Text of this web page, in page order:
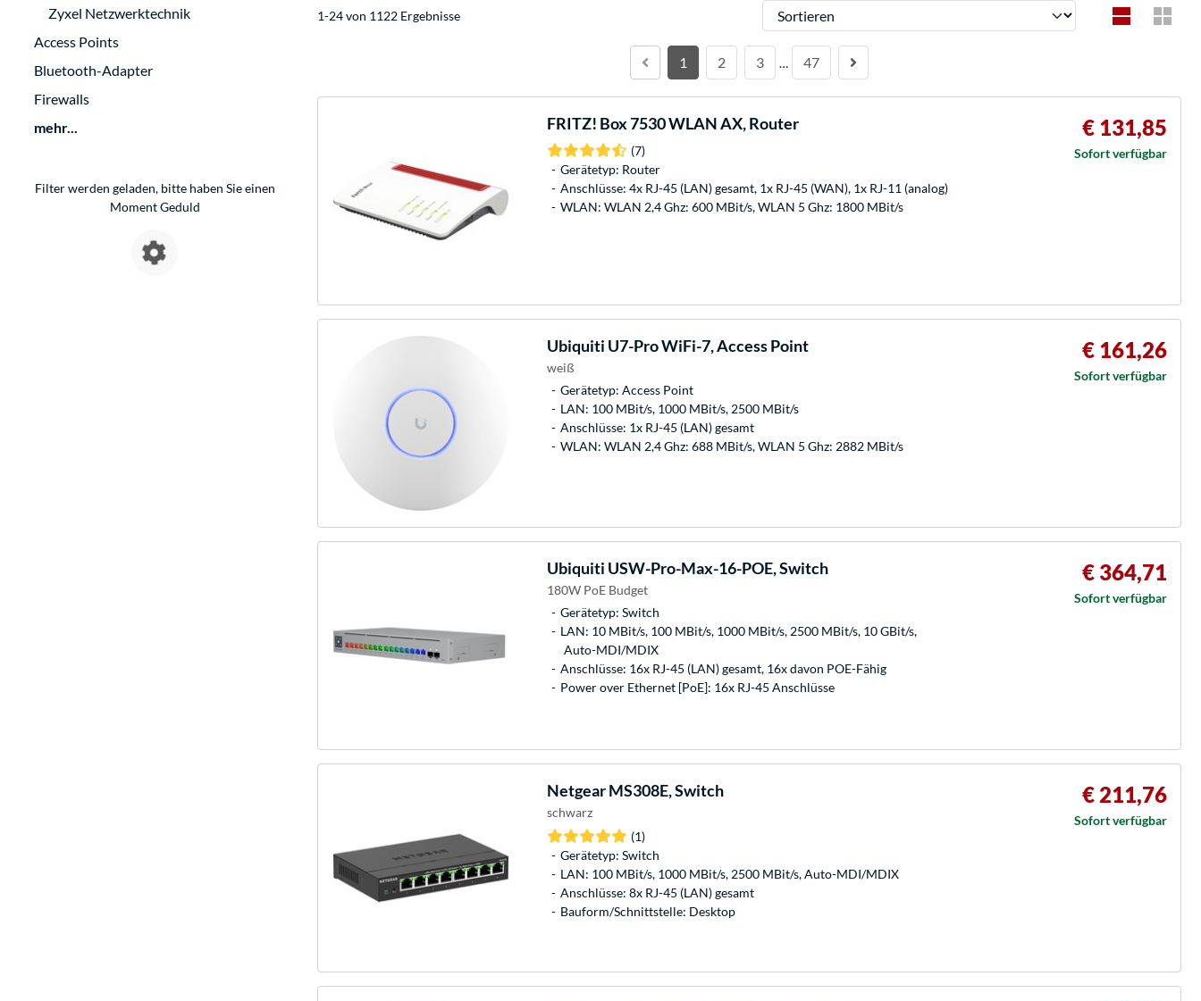
Zyxel Netzwerktechnik
Access Points
Bluetooth-Adapter
Firewalls
mehr...
Filter werden geladen, bitte haben Sie einen
Moment Geduld
1-24 von 1122 Ergebnisse Sortieren
1 2 3 … 47
FRITZ! Box 7530 WLAN AX, Router
(7)
Gerätetyp: Router
Anschlüsse: 4x RJ-45 (LAN) gesamt, 1x RJ-45 (WAN), 1x RJ-11 (analog)
WLAN: WLAN 2,4 Ghz: 600 MBit/s, WLAN 5 Ghz: 1800 MBit/s
€ 131,85
Sofort verfügbar
Ubiquiti U7-Pro WiFi-7, Access Point
weiß
Gerätetyp: Access Point
LAN: 100 MBit/s, 1000 MBit/s, 2500 MBit/s
Anschlüsse: 1x RJ-45 (LAN) gesamt
WLAN: WLAN 2,4 Ghz: 688 MBit/s, WLAN 5 Ghz: 2882 MBit/s
€ 161,26
Sofort verfügbar
Ubiquiti USW-Pro-Max-16-POE, Switch
180W PoE Budget
Gerätetyp: Switch
LAN: 10 MBit/s, 100 MBit/s, 1000 MBit/s, 2500 MBit/s, 10 GBit/s,
Auto-MDI/MDIX
Anschlüsse: 16x RJ-45 (LAN) gesamt, 16x davon POE-Fähig
Power over Ethernet [PoE]: 16x RJ-45 Anschlüsse
€ 364,71
Sofort verfügbar
NetgearMS308E, Switch
schwarz
(1)
Gerätetyp: Switch
LAN: 100 MBit/s, 1000 MBit/s, 2500 MBit/s, Auto-MDI/MDIX
Anschlüsse: 8x RJ-45 (LAN) gesamt
Bauform/Schnittstelle: Desktop
€ 211,76
Sofort verfügbar